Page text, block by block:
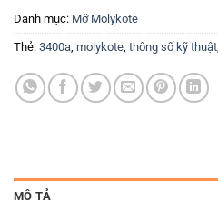
Danh mục: Mỡ Molykote
Thẻ: 3400a molykote thông số kỹ thuật
MÔ TẢ